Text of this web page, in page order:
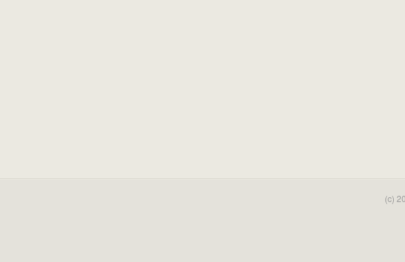
(c)